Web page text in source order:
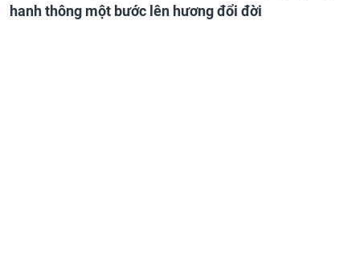
hanh thông một bước lên hương đổi đời